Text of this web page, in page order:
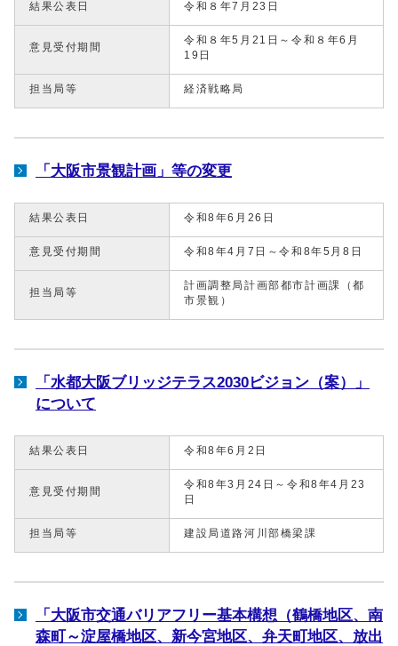
結果公表日 令和８年7月23日
意見受付期間
令和８年5月21日～令和８年6月
19日
担当局等 経済戦略局
「大阪市景観計画」等の変更
結果公表日 令和8年6月26日
意見受付期間 令和8年4月7日～令和8年5月8日
担当局等
計画調整局計画部都市計画課（都
市景観）
「水都大阪ブリッジテラス2030ビジョン（案）」
について
結果公表日 令和8年6月2日
意見受付期間
令和8年3月24日～令和8年4月23
日
担当局等 建設局道路河川部橋梁課
「大阪市交通バリアフリー基本構想（鶴橋地区、南
森町～淀屋橋地区、新今宮地区、弁天町地区、放出